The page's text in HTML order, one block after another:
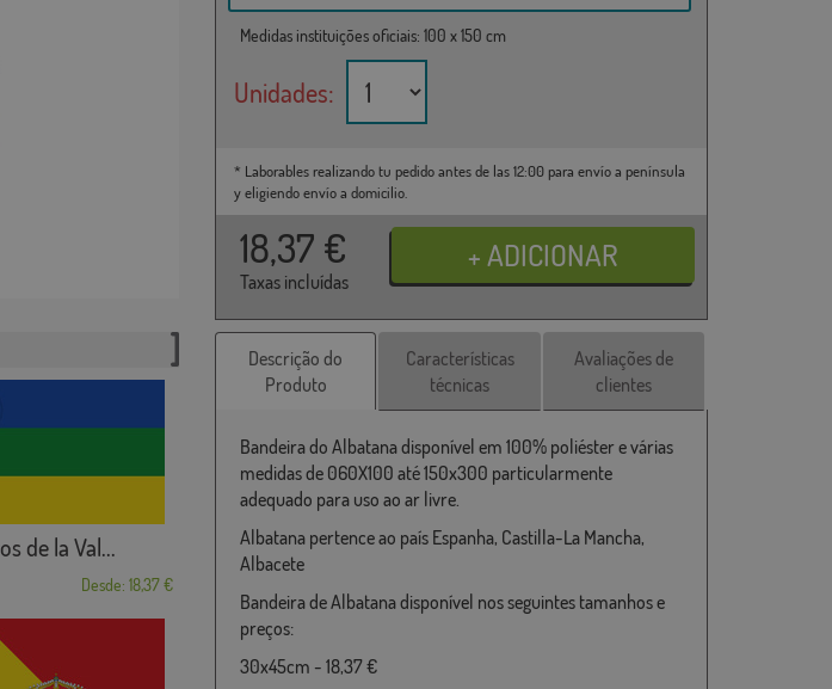
Medidas instituições oficiais: 100 x 150 cm
Unidades:
* Laborables realizando tu pedido antes de las 12:00 para envío a península
y eligiendo envío a domicilio.
18,37 €
Taxas incluídas
de la Val...
Desde: 18,37 €
Descrição do
Produto
Características
técnicas
Avaliações de
clientes
Bandeira do Albatana disponível em 100% poliéster e várias
medidas de 060X100 até 150x300 particularmente
adequado para uso ao ar livre.
Albatana pertence ao país Espanha, Castilla-La Mancha,
Albacete
Bandeira de Albatana disponível nos seguintes tamanhos e
preços:
30x45cm - 18,37 €